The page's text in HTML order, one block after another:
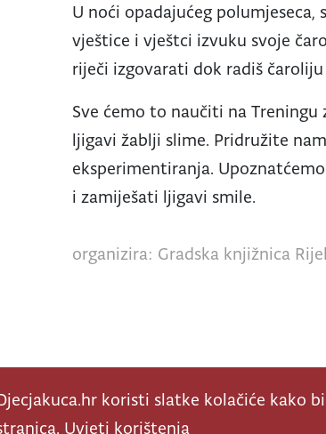
U noći opadajućeg
vještice i vještci izvuku svoje
riječi izgovarati dok radiš
Sve ćemo to naučiti na
ljigavi žablji slime. Pridružite
eksperimentiranja.
i zamiješati ljigavi smile.
organizira: Gradska knjižnica
koristi slatke kolačiće kako
Uvjeti korištenja